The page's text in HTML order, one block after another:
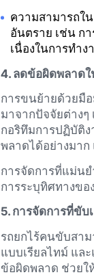
ความสามารถใน
อันตราย เช่น ก
เนื่องในการทำ
4. ลดข้อผิดพลาด
การขนย้ายด้วยมื
มาจากปัจจัยต่าง
กอริทึมการปฏิบัติ
พลาดได้อย่างมา
การจัดการที่แม่น
การระบุทิศทางข
5. การจัดการที่ขั
รถยกไร้คนขับสาม
แบบเรียลไทม์ แล
ข้อผิดพลาด ช่วยใ